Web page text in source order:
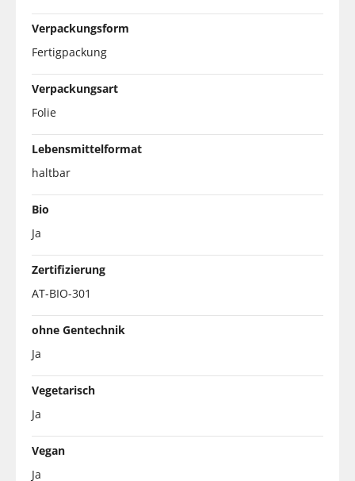
Verpackungsform
Fertigpackung
Verpackungsart
Folie
Lebensmittelformat
haltbar
Bio
Ja
Zertifizierung
AT-BIO-301
ohne Gentechnik
Ja
Vegetarisch
Ja
Vegan
Ja